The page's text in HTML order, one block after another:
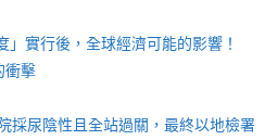
實行後，全球經濟可能的影響！
衝擊
採尿陰性且全站過關，最終以地檢署